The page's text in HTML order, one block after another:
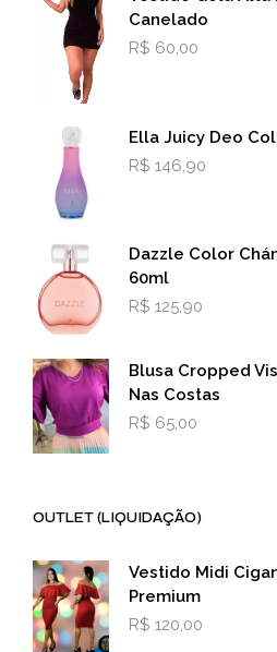
Canelado
R$ 60,00
Ella Juicy Deo
R$ 146,90
Dazzle Color
60ml
R$ 125,90
Blusa Cropped
Nas Costas
R$ 65,00
OUTLET (LIQUIDAÇÃO)
Vestido Midi
Premium
R$ 120,00